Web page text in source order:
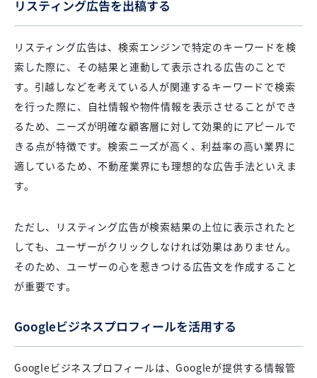
リスティング広告を出稿する
リスティング広告は、検索エンジンで特定のキーワードを検
索した際に、その結果と連動して表示される広告のことで
す。引越しなどを考えている人が関連するキーワードで検索
を行った際に、自社情報や物件情報を表示させることができ
るため、ニーズが明確な顧客層に対して効果的にアピールで
きる点が特徴です。検索ニーズが高く、利益率の高い業界に
適しているため、不動産業界にも理想的な広告手法といえま
す。
ただし、リスティング広告が検索結果の上位に表示されたと
しても、ユーザーがクリックしなければ効果はありません。
そのため、ユーザーの心を惹きつける広告文を作成すること
が重要です。
Googleビジネスプロフィールを活用する
Googleビジネスプロフィールは、Googleが提供する情報管